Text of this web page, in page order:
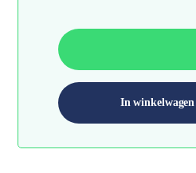
In winkelwagen